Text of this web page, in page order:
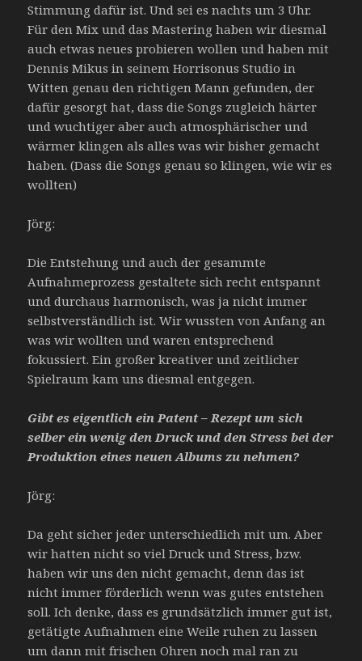
Stimmung dafür ist. Und sei es nachts um 3 Uhr.
Für den Mix und das Mastering haben wir diesmal
auch etwas neues probieren wollen und haben mit
Dennis Mikus in seinem Horrisonus Studio in
Witten genau den richtigen Mann gefunden, der
dafür gesorgt hat, dass die Songs zugleich härter
und wuchtiger aber auch atmosphärischer und
wärmer klingen als alles was wir bisher gemacht
haben. (Dass die Songs genau so klingen, wie wir es
wollten)
Jörg:
Die Entstehung und auch der gesammte
Aufnahmeprozess gestaltete sich recht entspannt
und durchaus harmonisch, was ja nicht immer
selbstverständlich ist. Wir wussten von Anfang an
was wir wollten und waren entsprechend
fokussiert. Ein großer kreativer und zeitlicher
Spielraum kam uns diesmal entgegen.
Gibt es eigentlich ein Patent – Rezept um sich
selber ein wenig den Druck und den Stress bei der
Produktion eines neuen Albums zu nehmen?
Jörg:
Da geht sicher jeder unterschiedlich mit um. Aber
wir hatten nicht so viel Druck und Stress, bzw.
haben wir uns den nicht gemacht, denn das ist
nicht immer förderlich wenn was gutes entstehen
soll. Ich denke, dass es grundsätzlich immer gut ist,
getätigte Aufnahmen eine Weile ruhen zu lassen
um dann mit frischen Ohren noch mal ran zu